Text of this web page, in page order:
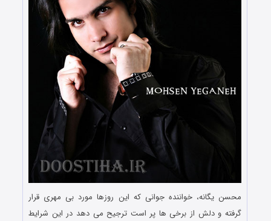
محسن یگانه، خواننده جوانی که این روزها مورد بی مهری قرار
گرفته و دلش از برخی ها پر است ترجیح می دهد در این شرایط